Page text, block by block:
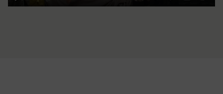
Play Mute Settings
PIP
Enter